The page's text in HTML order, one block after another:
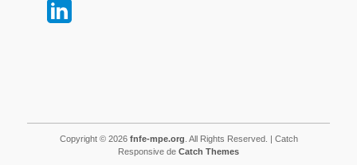
Copyright © 2026 fnfe-mpe.org . All Rights Reserved. | Catch
Responsive de Catch Themes